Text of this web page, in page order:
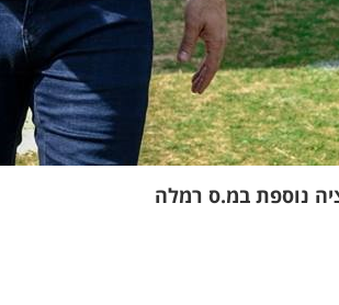
נוספת במ.ס רמלה